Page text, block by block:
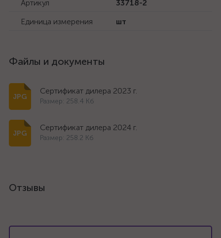
Артикул
33718-2
Единица измерения
шт
Файлы и документы
Сертификат дилера 2023 г.
Размер: 258.4 Кб
Сертификат дилера 2024 г.
Размер: 258.2 Кб
Отзывы